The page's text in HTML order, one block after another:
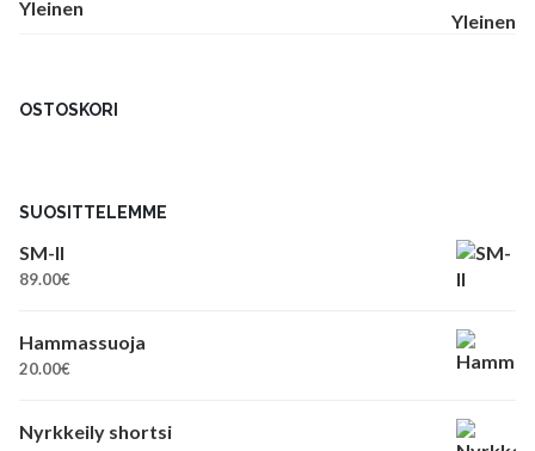
Yleinen
OSTOSKORI
SUOSITTELEMME
SM-II
89.00€
Hammassuoja
20.00€
Nyrkkeily shortsi